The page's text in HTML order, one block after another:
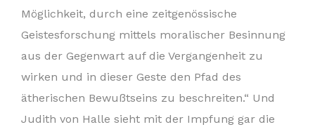
Möglichkeit, durch eine zeitgenössische
Geistesforschung mittels moralischer Besinnung
aus der Gegenwart auf die Vergangenheit zu
wirken und in dieser Geste den Pfad des
ätherischen Bewußtseins zu beschreiten.“ Und
Judith von Halle sieht mit der Impfung gar die